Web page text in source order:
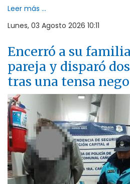
Leer más ...
Lunes, 03 Agosto 2026 10:11
Encerró a su
pareja y disparó
tras una tensa